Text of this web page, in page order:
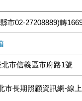
市02-27208889)轉
北市信義區市府路1號
市長期照顧資訊網-線